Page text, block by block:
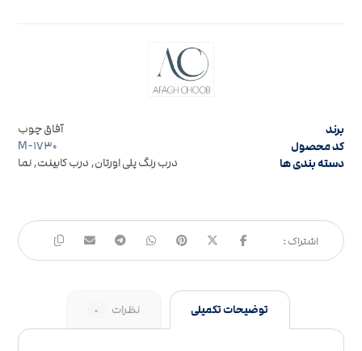
برند آفاق چوب
کد محصول M-۱۷۳۰
دسته بندی ها درب رنگ پلی اورتان, درب کابینت,نما
توضیحات تکمیلی نظرات ۰